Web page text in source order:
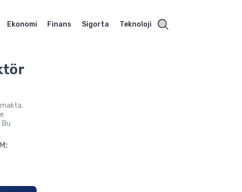
Ekonomi Finans Sigorta Teknoloji
Bu